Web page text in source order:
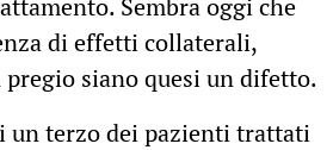
di effetti collaterali,
pregio siano quesi un difetto.
un terzo dei pazienti trattati